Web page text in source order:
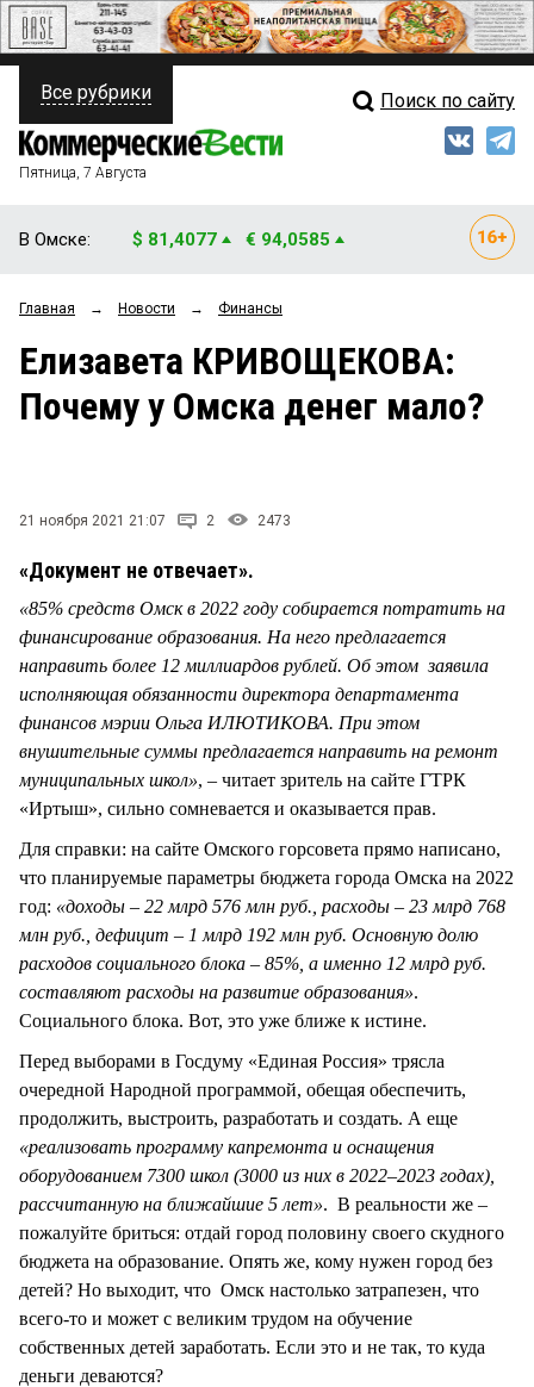
ПОЛИТИКА
ФИНАНСЫ
ОБЩЕСТВО
ЗАКОН
НОВОСТИ КОМПАНИЙ
СТИЛЬ ЖИЗНИ
Свежий выпуск
Рейтинги
Блоги
Все рубрики Поиск по сайту
Пятница, 7 Августа
В Омске: $ 81,4077 € 94,0585
Главная → Новости → Финансы
Елизавета КРИВОЩЕКОВА:
Почему у Омска денег мало?
21 ноября 2021 21:07 2 2473
«Документ не отвечает».
«85% средств Омск в 2022 году собирается потратить на
финансирование образования. На него предлагается
направить более 12 миллиардов рублей. Об этом заявила
исполняющая обязанности директора департамента
финансов мэрии Ольга ИЛЮТИКОВА. При этом
внушительные суммы предлагается направить на ремонт
муниципальных школ», – читает зритель на сайте ГТРК
«Иртыш», сильно сомневается и оказывается прав.
Для справки: на сайте Омского горсовета прямо написано,
что планируемые параметры бюджета города Омска на 2022
год: «доходы – 22 млрд 576 млн руб., расходы – 23 млрд 768
млн руб., дефицит – 1 млрд 192 млн руб. Основную долю
расходов социального блока – 85%, а именно 12 млрд руб.
составляют расходы на развитие образования».
Социального блока. Вот, это уже ближе к истине.
Перед выборами в Госдуму «Единая Россия» трясла
очередной Народной программой, обещая обеспечить,
продолжить, выстроить, разработать и создать. А еще
«реализовать программу капремонта и оснащения
оборудованием 7300 школ (3000 из них в 2022–2023 годах),
рассчитанную на ближайшие 5 лет». В реальности же –
пожалуйте бриться: отдай город половину своего скудного
бюджета на образование. Опять же, кому нужен город без
детей? Но выходит, что Омск настолько затрапезен, что
всего-то и может с великим трудом на обучение
собственных детей заработать. Если это и не так, то куда
деньги деваются?